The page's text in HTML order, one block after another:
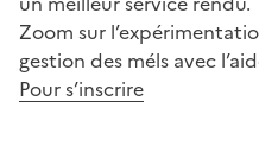
Zoom sur
gestion des méls avec
Pour s’inscrire